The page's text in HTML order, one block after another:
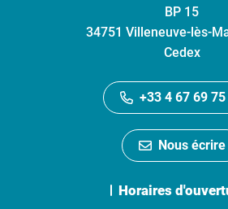
BP 15
34751 Villeneuve-lès-
Cedex
+33 4 67 69
Nous écrire
Horaires